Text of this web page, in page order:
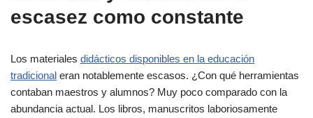
escasez como constante
Los materiales didácticos disponibles en la educación
tradicional eran notablemente escasos. ¿Con qué herramientas
contaban maestros y alumnos? Muy poco comparado con la
abundancia actual. Los libros, manuscritos laboriosamente